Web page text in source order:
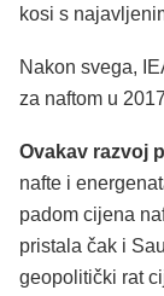
kosi s
Nakon svega,
za naftom u
Ovakav razvoj
nafte i
padom cijena
pristala čak i
geopolitički rat